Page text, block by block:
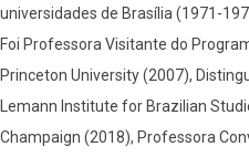
universidades de Brasília (1971-
Foi Professora Visitante do
Princeton University (2007),
Lemann Institute for Brazilian
Champaign (2018), Professora